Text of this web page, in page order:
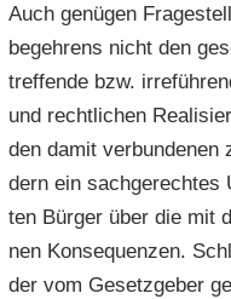
Auch ge­nü­gen
be­geh­rens nicht den
tref­fen­de bzw.
und recht­li­chen
den damit
dern ein
ten Bür­ger über die mit
nen Kon­se­quen­zen.
der vom Ge­setz­ge­ber